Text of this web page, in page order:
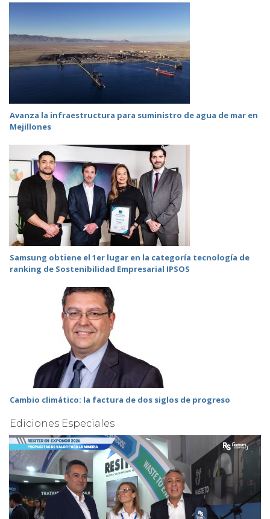
Avanza la infraestructura para suministro de agua de mar en
Mejillones
Samsung obtiene el 1er lugar en la categoría tecnología de
ranking de Sostenibilidad Empresarial IPSOS
Cambio climático: la factura de dos siglos de progreso
Ediciones Especiales